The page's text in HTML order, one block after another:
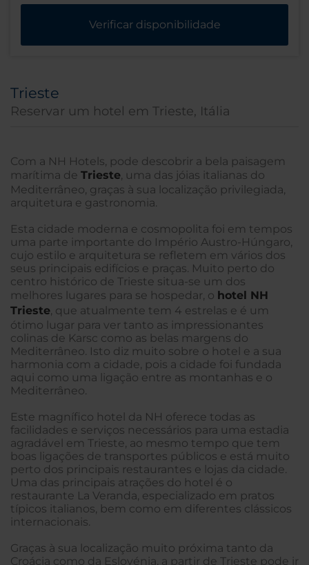
Verificar disponibilidade
Trieste
Reservar um hotel em Trieste, Itália
Com a NH Hotels, pode descobrir a bela paisagem
marítima de Trieste , uma das jóias italianas do
Mediterrâneo, graças à sua localização privilegiada,
arquitetura e gastronomia.
Esta cidade moderna e cosmopolita foi em tempos
uma parte importante do Império Austro-Húngaro,
cujo estilo e arquitetura se refletem em vários dos
seus principais edifícios e praças. Muito perto do
centro histórico de Trieste situa-se um dos
melhores lugares para se hospedar, o hotel NH
Trieste , que atualmente tem 4 estrelas e é um
ótimo lugar para ver tanto as impressionantes
colinas de Karsc como as belas margens do
Mediterrâneo. Isto diz muito sobre o hotel e a sua
harmonia com a cidade, pois a cidade foi fundada
aqui como uma ligação entre as montanhas e o
Mediterrâneo.
Este magnífico hotel da NH oferece todas as
facilidades e serviços necessários para uma estadia
agradável em Trieste, ao mesmo tempo que tem
boas ligações de transportes públicos e está muito
perto dos principais restaurantes e lojas da cidade.
Uma das principais atrações do hotel é o
restaurante La Veranda, especializado em pratos
típicos italianos, bem como em diferentes clássicos
internacionais.
Graças à sua localização muito próxima tanto da
Croácia como da Eslovénia, a partir de Trieste pode ir